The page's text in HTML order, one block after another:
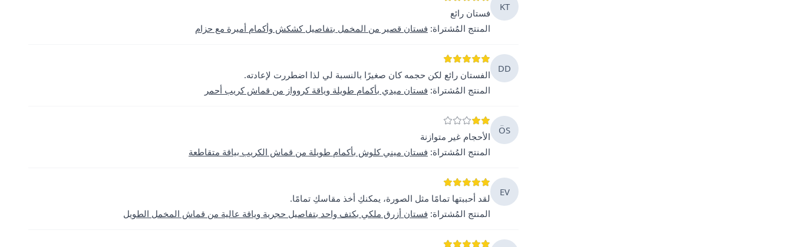
KT
فستان رائع
المنتج المُشتراة: فستان قصير من المخمل بتفاصيل كشكش وأكمام أميرة مع حزام
DD
الفستان رائع لكن حجمه كان صغيرًا بالنسبة لي لذا اضطررت لإعادته.
المنتج المُشتراة: فستان ميدي بأكمام طويلة وياقة كروواز من قماش كريب أحمر
ÖS
الأحجام غير متوازنة
المنتج المُشتراة: فستان ميني كلوش بأكمام طويلة من قماش الكريب بياقة متقاطعة
EV
لقد أحببتها تمامًا مثل الصورة، يمكنكِ أخذ مقاسكِ تمامًا.
المنتج المُشتراة: فستان أزرق ملكي بكتف واحد بتفاصيل حجرية وياقة عالية من قماش المخمل الطويل